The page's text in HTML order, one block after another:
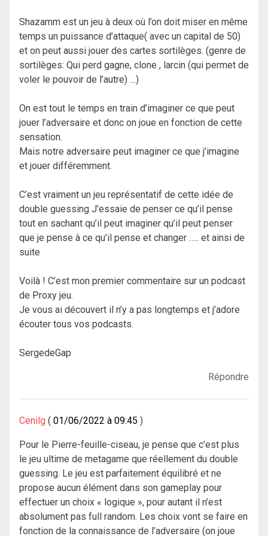
Shazamm est un jeu à deux où l’on doit miser en même
temps un puissance d’attaque( avec un capital de 50)
et on peut aussi jouer des cartes sortilèges. (genre de
sortilèges: Qui perd gagne, clone , larcin (qui permet de
voler le pouvoir de l’autre) …)
On est tout le temps en train d’imaginer ce que peut
jouer l’adversaire et donc on joue en fonction de cette
sensation.
Mais notre adversaire peut imaginer ce que j’imagine
et jouer différemment.
C’est vraiment un jeu représentatif de cette idée de
double guessing J’essaie de penser ce qu’il pense
tout en sachant qu’il peut imaginer qu’il peut penser
que je pense à ce qu’il pense et changer ….. et ainsi de
suite
Voilà ! C’est mon premier commentaire sur un podcast
de Proxy jeu.
Je vous ai découvert il n’y a pas longtemps et j’adore
écouter tous vos podcasts.
SergedeGap
Répondre
Cenilg 01/06/2022 à 09:45
Pour le Pierre-feuille-ciseau, je pense que c’est plus
le jeu ultime de metagame que réellement du double
guessing. Le jeu est parfaitement équilibré et ne
propose aucun élément dans son gameplay pour
effectuer un choix « logique », pour autant il n’est
absolument pas full random. Les choix vont se faire en
fonction de la connaissance de l’adversaire (on joue